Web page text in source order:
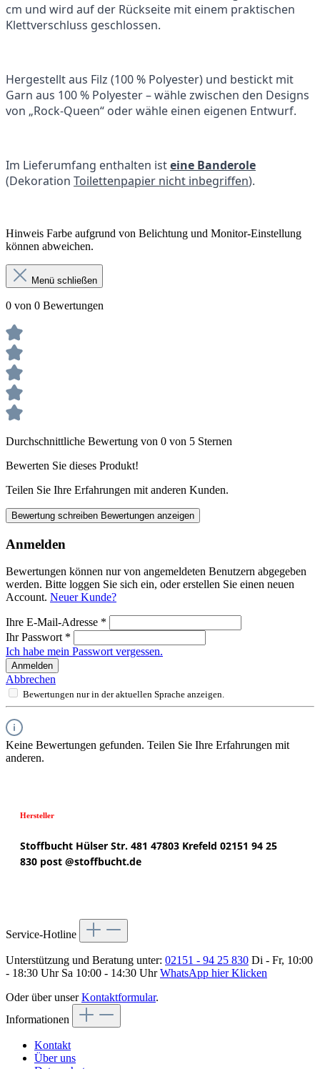
cm und wird auf der Rückseite mit einem praktischen
Klettverschluss geschlossen.
Hergestellt aus Filz (100 % Polyester) und bestickt mit
Garn aus 100 % Polyester – wähle zwischen den Designs
von „Rock-Queen“ oder wähle einen eigenen Entwurf.
Im Lieferumfang enthalten isteine Banderole
(Dekoration Toilettenpapier nicht inbegriffen).
Hinweis Farbe aufgrund von Belichtung und Monitor-Einstellung
können abweichen.
Menü schließen
0 von 0 Bewertungen
Durchschnittliche Bewertung von 0 von 5 Sternen
Bewerten Sie dieses Produkt!
Teilen Sie Ihre Erfahrungen mit anderen Kunden.
Bewertung schreiben Bewertungen anzeigen
Anmelden
Bewertungen können nur von angemeldeten Benutzern abgegeben
werden. Bitte loggen Sie sich ein, oder erstellen Sie einen neuen
Account. Neuer Kunde?
Ihre E-Mail-Adresse *
Ihr Passwort *
Ich habe mein Passwort vergessen.
Anmelden
Abbrechen
Bewertungen nur in der aktuellen Sprache anzeigen.
Keine Bewertungen gefunden. Teilen Sie Ihre Erfahrungen mit
anderen.
Hersteller
Stoffbucht Hülser Str. 481 47803 Krefeld 02151 94 25
830 post @stoffbucht.de
Service-Hotline
Unterstützung und Beratung unter: 02151 - 94 25 830 Di - Fr, 10:00
- 18:30 Uhr Sa 10:00 - 14:30 UhrWhatsApp hier Klicken
Oder über unserKontaktformular.
Informationen
Kontakt
Über uns